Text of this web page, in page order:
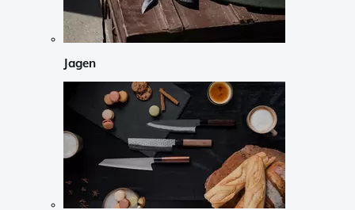
Jagen